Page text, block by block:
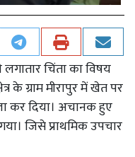
चिंता का विषय
के ग्राम मीरापुर में खेत पर
कर दिया। अचानक हुए
जिसे प्राथमिक उपचार